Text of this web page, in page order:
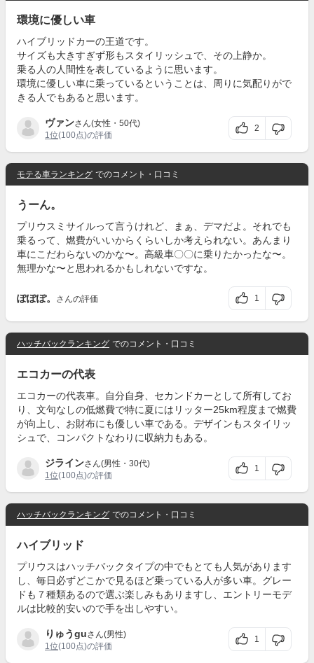
環境に優しい車
ハイブリッドカーの王道です。
サイズも大きすぎず形もスタイリッシュで、その上静か。
乗る人の人間性を表しているように思います。
環境に優しい車に乗っているということは、周りに気配りがで
きる人でもあると思います。
ヴァンさん(女性・50代)
1位(100点)の評価
2
モテる車ランキング でのコメント・口コミ
うーん。
プリウスミサイルって言うけれど、まぁ、デマだよ。それでも
乗るって、燃費がいいからくらいしか考えられない。あんまり
車にこだわらないのかな〜。高級車〇〇に乗りたかったな〜。
無理かな〜と思われるかもしれないですな。
ぽぽぽ。 さんの評価 1
ハッチバックランキング でのコメント・口コミ
エコカーの代表
エコカーの代表車。自分自身、セカンドカーとして所有してお
り、文句なしの低燃費で特に夏にはリッター25km程度まで燃費
が向上し、お財布にも優しい車である。デザインもスタイリッ
シュで、コンパクトなわりに収納力もある。
ジラインさん(男性・30代)
1位(100点)の評価
1
ハッチバックランキング でのコメント・口コミ
ハイブリッド
プリウスはハッチバックタイプの中でもとても人気があります
し、毎日必ずどこかで見るほど乗っている人が多い車。グレー
ドも７種類あるので選ぶ楽しみもありますし、エントリーモデ
ルは比較的安いので手を出しやすい。
りゅうguさん(男性)
1位(100点)の評価
1